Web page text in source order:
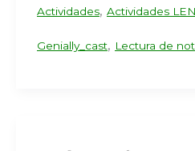
Actividades, Actividades
Genially_cast, Lectura de